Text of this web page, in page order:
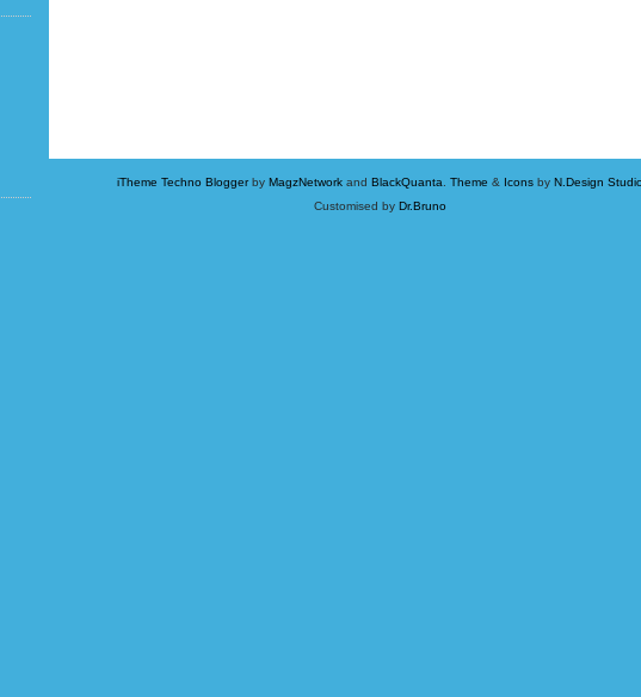
iTheme Techno Bloggerby MagzNetworkand BlackQuanta Theme & Iconsby N.Design
Customised by Dr.Bruno